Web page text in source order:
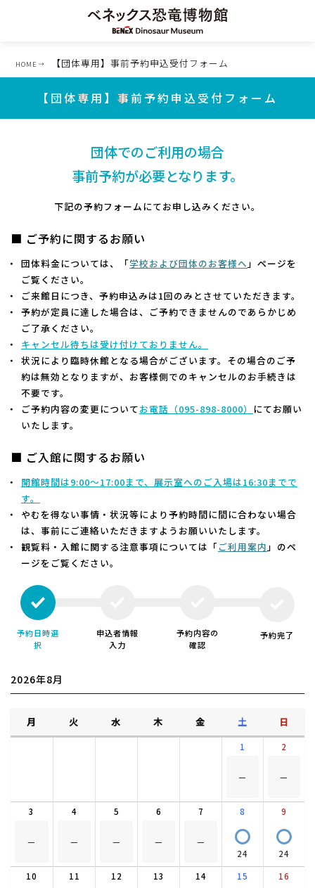
HOME 【団体専用】事前予約申込受付フォーム
【団体専用】事前予約申込受付フォーム
団体でのご利用の場合
事前予約が必要となります。
下記の予約フォームにてお申し込みください。
■ ご予約に関するお願い
団体料金については、「学校および団体のお客様へ」ページを
ご覧ください。
ご来館日につき、予約申込みは1回のみとさせていただきます。
予約が定員に達した場合は、ご予約できませんのであらかじめ
ご了承ください。
キャンセル待ちは受け付けておりません。
状況により臨時休館となる場合がございます。その場合のご予
約は無効となりますが、お客様側でのキャンセルのお手続きは
不要です。
ご予約内容の変更についてお電話（095-898-8000） にてお願い
いたします。
■ ご入館に関するお願い
開館時間は9:00～17:00まで、展示室へのご入場は16:30までで
す。
やむを得ない事情・状況等により予約時間に間に合わない場合
は、事前にご連絡いただきますようお願いいたします。
観覧料・入館に関する注意事項については「ご利用案内」のペ
ージをご覧ください。
予約日時選
択
申込者情報
入力
予約内容の
確認
予約完了
2026年8月
月 火 水 木 金 土 日
1
－
2
－
3
－
4
－
5
－
6
－
7
－
8
〇
24
9
〇
24
10
11 12 13 14 15 16